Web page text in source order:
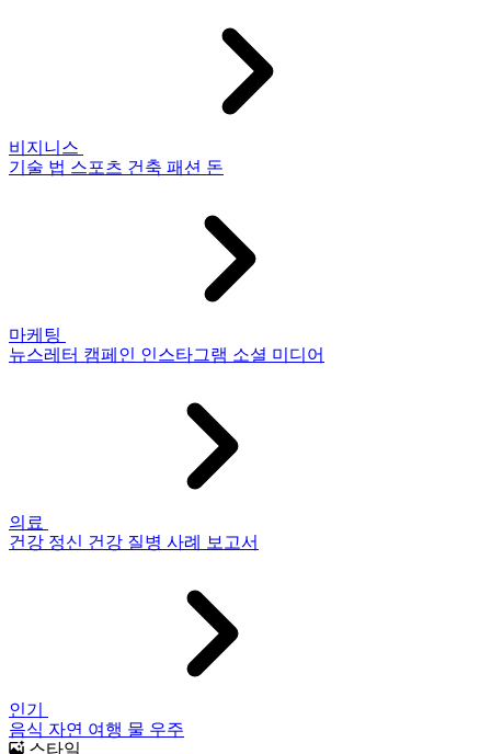
비지니스
기술 법 스포츠 건축 패션 돈
마케팅
뉴스레터 캠페인 인스타그램 소셜 미디어
의료
건강 정신 건강 질병 사례 보고서
인기
음식 자연 여행 물 우주
스타일